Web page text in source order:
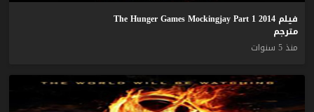
فيلم The Hunger Games Mockingjay Part 1 2014
مترجم
منذ 5 سنوات